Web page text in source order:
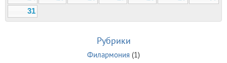
31
Рубрики
Филармония (1)